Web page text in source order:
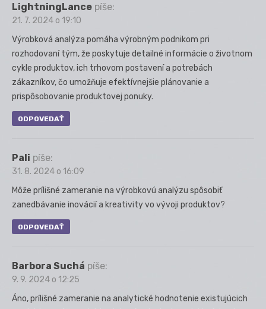
LightningLance píše:
21. 7. 2024 o 19:10
Výrobková analýza pomáha výrobným podnikom pri
rozhodovaní tým, že poskytuje detailné informácie o životnom
cykle produktov, ich trhovom postavení a potrebách
zákazníkov, čo umožňuje efektívnejšie plánovanie a
prispôsobovanie produktovej ponuky.
ODPOVEDAŤ
Pali píše:
31. 8. 2024 o 16:09
Môže prílišné zameranie na výrobkovú analýzu spôsobiť
zanedbávanie inovácií a kreativity vo vývoji produktov?
ODPOVEDAŤ
Barbora Suchá píše:
9. 9. 2024 o 12:25
Áno, prílišné zameranie na analytické hodnotenie existujúcich